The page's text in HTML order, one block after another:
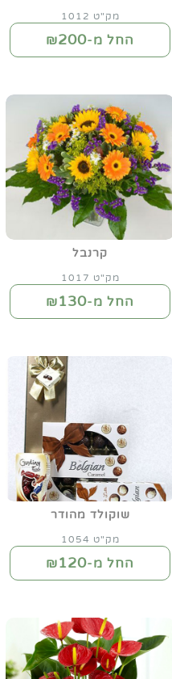
מק"ט 1012
החל מ-₪200
קרנבל
מק"ט 1017
החל מ-₪130
שוקולד מהודר
מק"ט 1054
החל מ-₪120